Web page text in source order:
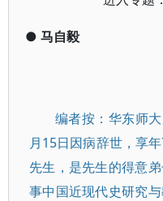
● 马自毅
编者按：华东师
月15日因病辞世，享
先生，是先生的得意
事中国近现代史研究